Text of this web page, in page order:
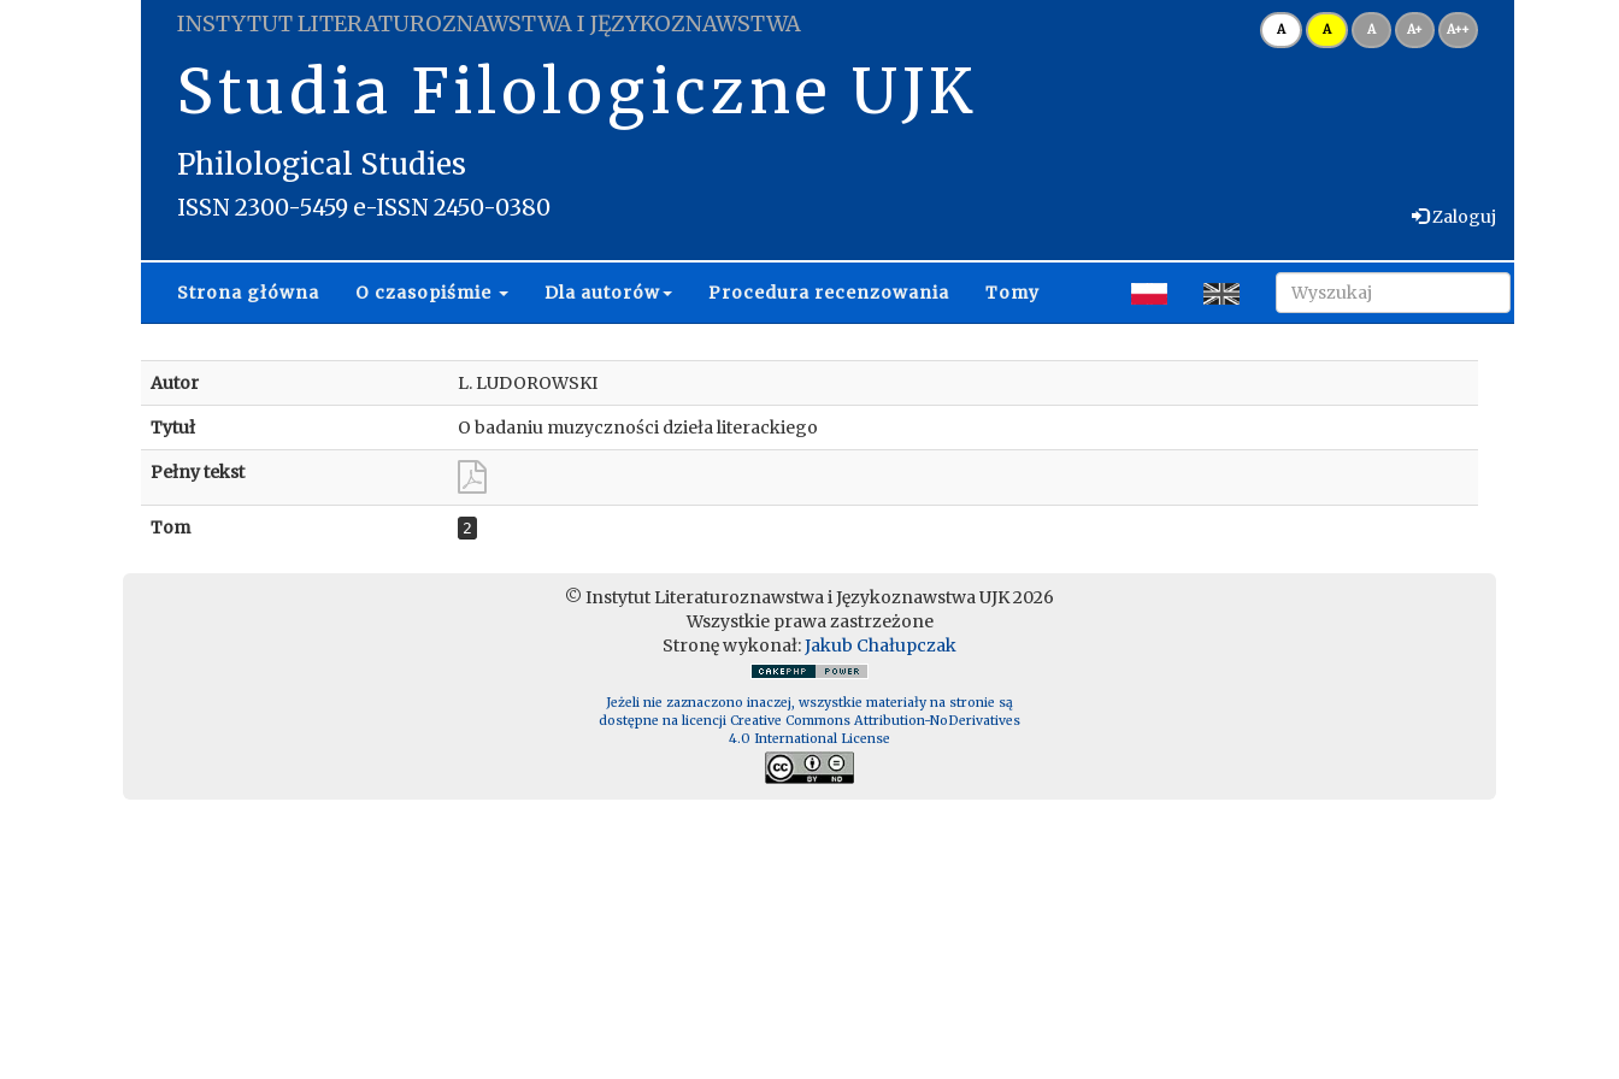
INSTYTUT LITERATUROZNAWSTWA I JĘZYKOZNAWSTWA
Studia Filologiczne UJK
Philological Studies
ISSN 2300-5459 e-ISSN 2450-0380
A A A A+ A++
Zaloguj
Strona główna O czasopiśmie Dla autorów Procedura recenzowania Tomy
Autor L. LUDOROWSKI
Tytuł O badaniu muzyczności dzieła literackiego
Pełny tekst
Tom 2
© Instytut Literaturoznawstwa i Językoznawstwa UJK 2026
Wszystkie prawa zastrzeżone
Stronę wykonał:Jakub Chałupczak
Jeżeli nie zaznaczono inaczej, wszystkie materiały na stronie są
dostępne na licencji Creative Commons Attribution-NoDerivatives
4.0 International License